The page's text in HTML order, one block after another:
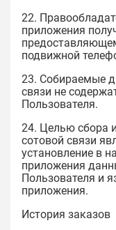
22.
приложения
подвижной
23. Собираемые
связи не
Пользователя.
24. Целью сбора
сотовой связи
установление в
приложения
Пользователя и
приложения.
История заказов